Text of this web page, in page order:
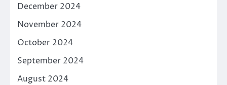
December 2024
November 2024
October 2024
September 2024
August 2024